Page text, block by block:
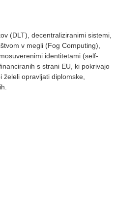
(DLT), decentraliziranimi sistemi,
v megli (Fog Computing),
identitetami (self-
s strani EU, ki pokrivajo
opravljati diplomske,